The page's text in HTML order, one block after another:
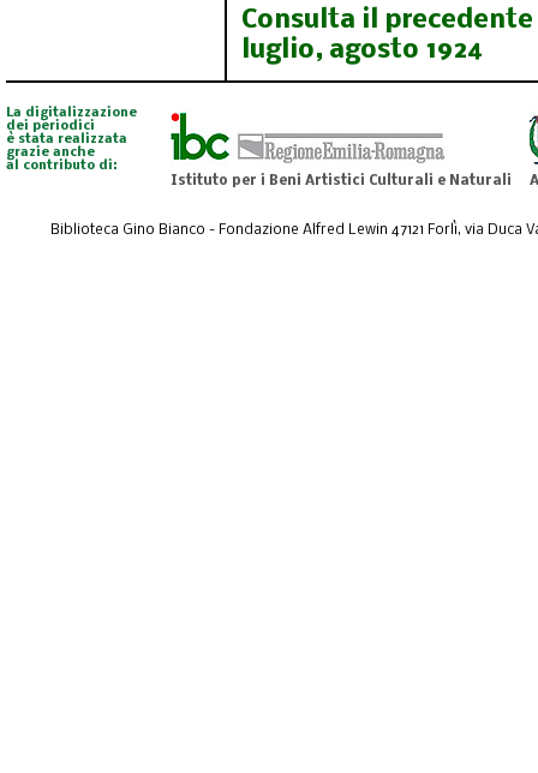
Consulta il
luglio, agosto 1924
La digitalizzazione
dei periodici
è stata realizzata
grazie anche
al contributo di:
Istituto per i Beni Artistici Culturali e Naturali
Biblioteca Gino Bianco - Fondazione Alfred Lewin 47121 Forlì, via Duca